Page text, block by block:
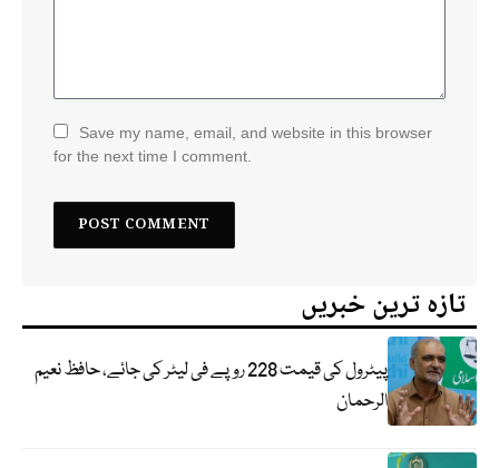
Save my name, email, and website in this browser
for the next time I comment.
تازہ ترین خبریں
پیٹرول کی قیمت 228 روپے فی لیٹر کی جائے، حافظ نعیم
الرحمان